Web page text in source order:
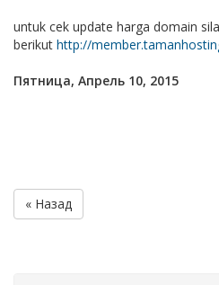
untuk cek update harga domain
berikut http://
Пятница, Апрель 10, 2015
« Назад